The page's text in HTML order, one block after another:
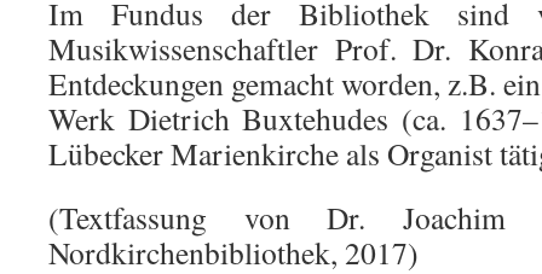
Im Fundus der Bibliothek sind
Musikwissenschaftler Prof. Dr.
Entdeckungen gemacht worden, z.B.
Werk Dietrich Buxtehudes (ca.
Lübecker Marienkirche als Organist
(Textfassung von Dr. Joachim
Nordkirchenbibliothek, 2017)